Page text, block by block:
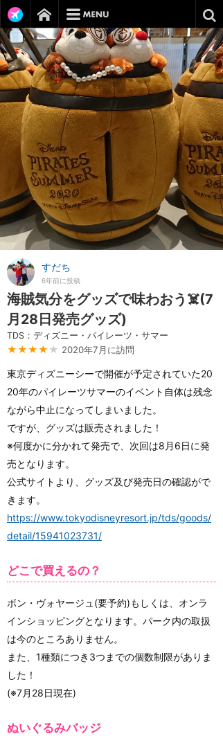
すだち
6年前に投稿
海賊気分をグッズで味わおう☠️(7
月28日発売グッズ)
TDS：ディズニー・パイレーツ・サマー
★★★★ ★ 2020年7月に訪問
東京ディズニーシーで開催が予定されていた20
20年のパイレーツサマーのイベント自体は残念
ながら中止になってしまいました。
ですが、グッズは販売されました！
※何度かに分かれて発売で、次回は8月6日に発
売となります。
公式サイトより、グッズ及び発売日の確認がで
きます。
https://www.tokyodisneyresort.jp/tds/goods/
detail/15941023731/
どこで買えるの？
ボン・ヴォヤージュ(要予約)もしくは、オンラ
インショッピングとなります。パーク内の取扱
は今のところありません。
また、1種類につき3つまでの個数制限がありま
した！
(※7月28日現在)
ぬいぐるみバッジ